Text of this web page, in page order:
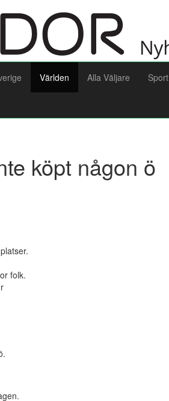
Världen Alla Väljare Sport
köpt någon ö
folk.